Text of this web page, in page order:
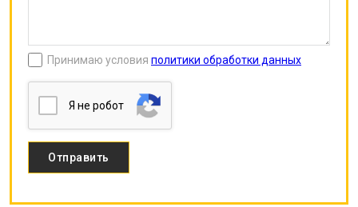
Принимаю условия политики обработки данных
Я нe poбoт